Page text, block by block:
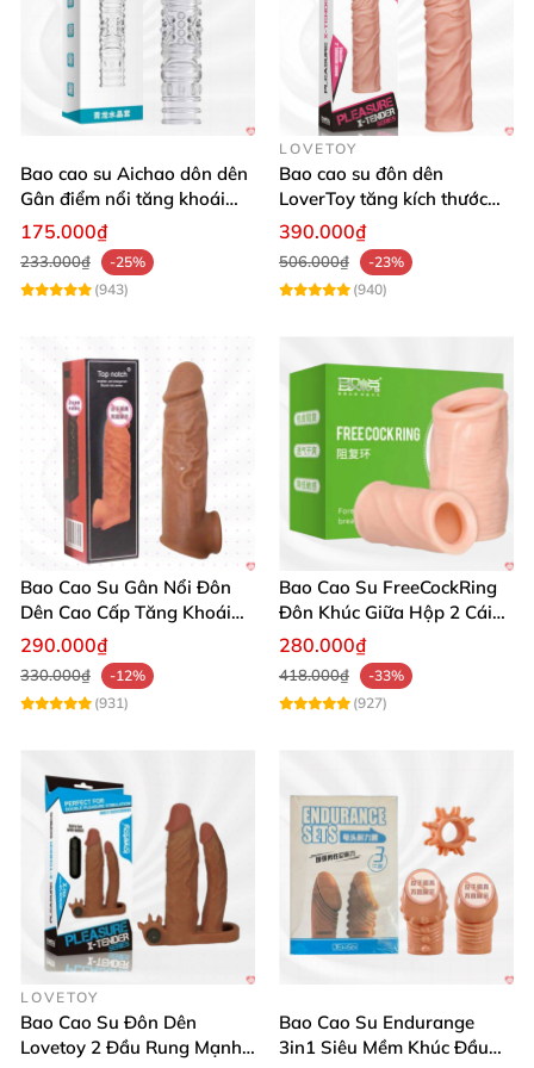
Bao cao su Aichao dôn dên
Gân điểm nổi tăng khoái
cảm
175.000₫
233.000₫
-25%
(943)
LOVETOY
Bao cao su đôn dên
LoverToy tăng kích thước
30mm an toàn
390.000₫
506.000₫
-23%
(940)
Bao Cao Su Gân Nổi Đôn
Dên Cao Cấp Tăng Khoái
Cảm
290.000₫
330.000₫
-12%
(931)
Bao Cao Su FreeCockRing
Đôn Khúc Giữa Hộp 2 Cái
Khuyến Mãi
280.000₫
418.000₫
-33%
(927)
LOVETOY
Bao Cao Su Đôn Dên
Lovetoy 2 Đầu Rung Mạnh
Bao Cao Su Endurange
3in1 Siêu Mềm Khúc Đầu